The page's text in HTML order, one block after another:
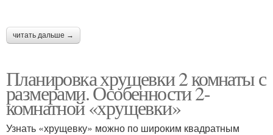
читать дальше →
Планировка хрущевки 2 комнаты с
размерами. Особенности 2-
комнатной «хрущевки»
Узнать «хрущевку» можно по широким квадратным